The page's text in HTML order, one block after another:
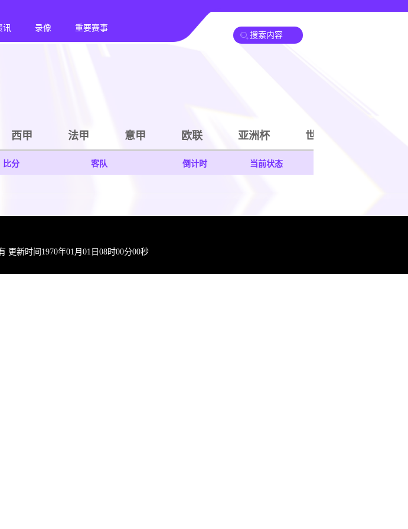
讯 录像 重要赛事
西甲 法甲 意甲 欧联 亚洲杯 世亚预
比分 客队 倒计时 当前状态
更新时间1970年01月01日08时00分00秒